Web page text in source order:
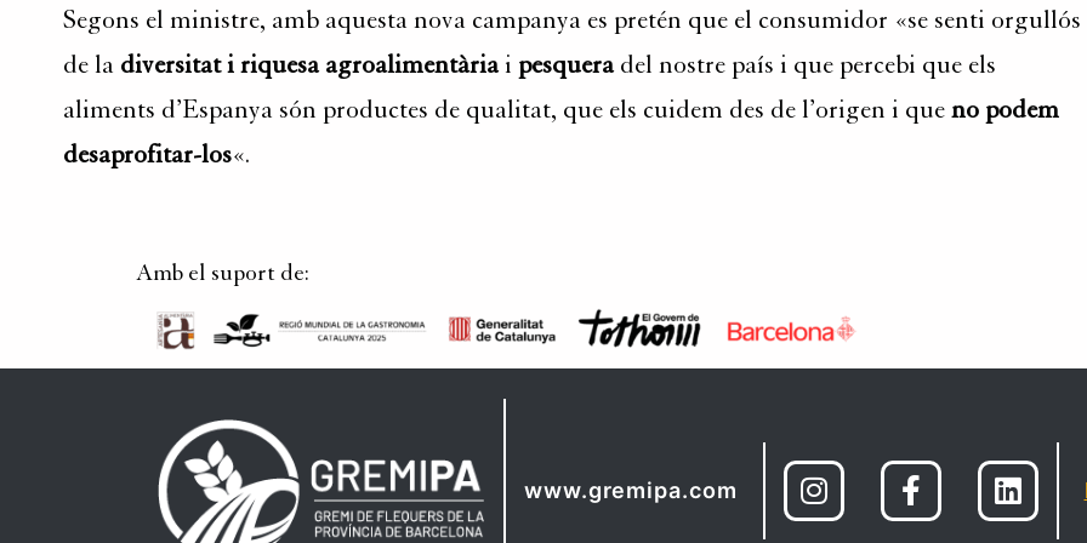
Segons el ministre, amb aquesta nova campanya es pretén que el consumidor «se senti orgullós
de la diversitat i riquesa agroalimentàriai pesqueradel nostre país i que percebi que els
aliments d’Espanya són productes de qualitat, que els cuidem des de l’origen i que no podem
desaprofitar-los«.
Amb el suport de:
www.gremipa.com